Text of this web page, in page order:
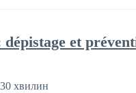
et
хвилин